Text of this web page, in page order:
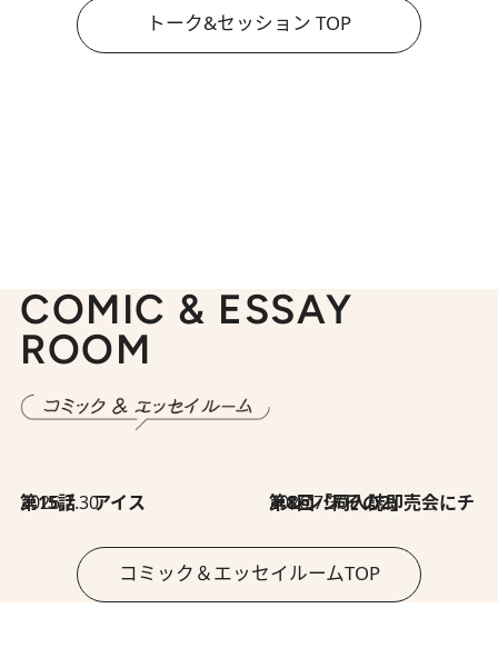
トーク&セッション TOP
COMIC & ESSAY
ROOM
2026.7.30
第15話 アイス 2026.7.30
第8回「同人誌即売会にチャレンジ その2」
コミック＆エッセイルームTOP